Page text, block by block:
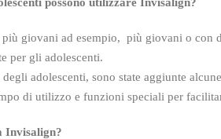
più giovani ad esempio, più giovani o con
per gli adolescenti.
degli adolescenti, sono state aggiunte
di utilizzo e funzioni speciali per
Invisalign?